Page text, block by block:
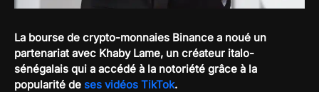
La bourse de crypto-monnaies Binance a noué un
partenariat avec Khaby Lame, un créateur italo-
sénégalais qui a accédé à la notoriété grâce à la
popularité de ses vidéos TikTok.